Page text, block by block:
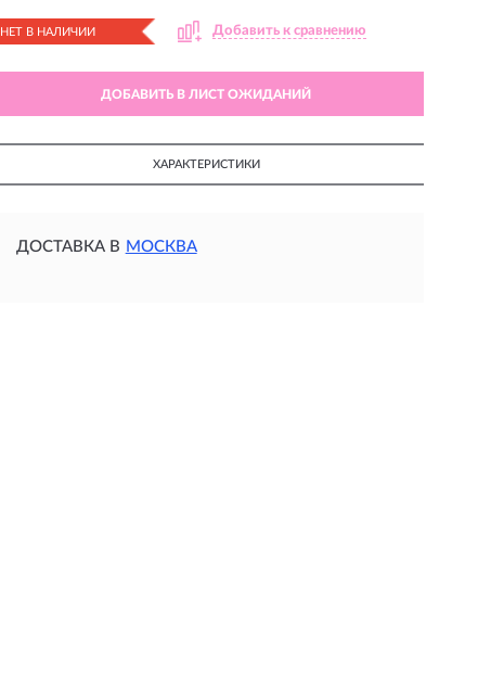
НЕТ В НАЛИЧИИ Добавить к сравнению
ДОБАВИТЬ В ЛИСТ ОЖИДАНИЙ
ХАРАКТЕРИСТИКИ
ДОСТАВКА В МОСКВА